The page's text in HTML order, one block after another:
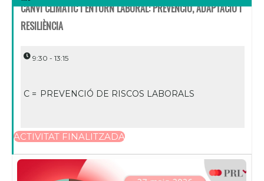
CANVI CLIMÀTIC I ENTORN LABORAL: PREVENCIÓ, ADAPTACIÓ I
RESILIÈNCIA
9:30 - 13:15
C = PREVENCIÓ DE RISCOS LABORALS
ACTIVITAT FINALITZADA